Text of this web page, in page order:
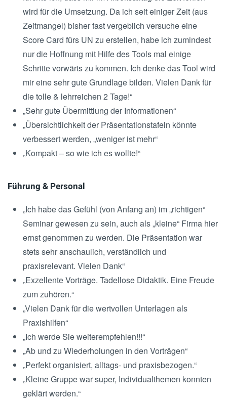
wird für die Umsetzung. Da ich seit einiger Zeit (aus
Zeitmangel) bisher fast vergeblich versuche eine
Score Card fürs UN zu erstellen, habe ich zumindest
nur die Hoffnung mit Hilfe des Tools mal einige
Schritte vorwärts zu kommen. Ich denke das Tool wird
mir eine sehr gute Grundlage bilden. Vielen Dank für
die tolle & lehrreichen 2 Tage!“
„Sehr gute Übermittlung der Informationen“
„Übersichtlichkeit der Präsentationstafeln könnte
verbessert werden, „weniger ist mehr“
„Kompakt – so wie ich es wollte!“
Führung & Personal
„Ich habe das Gefühl (von Anfang an) im „richtigen“
Seminar gewesen zu sein, auch als „kleine“ Firma hier
ernst genommen zu werden. Die Präsentation war
stets sehr anschaulich, verständlich und
praxisrelevant. Vielen Dank“
„Exzellente Vorträge. Tadellose Didaktik. Eine Freude
zum zuhören.“
„Vielen Dank für die wertvollen Unterlagen als
Praxishilfen“
„Ich werde Sie weiterempfehlen!!!“
„Ab und zu Wiederholungen in den Vorträgen“
„Perfekt organisiert, alltags- und praxisbezogen.“
„Kleine Gruppe war super, Individualthemen konnten
geklärt werden.“